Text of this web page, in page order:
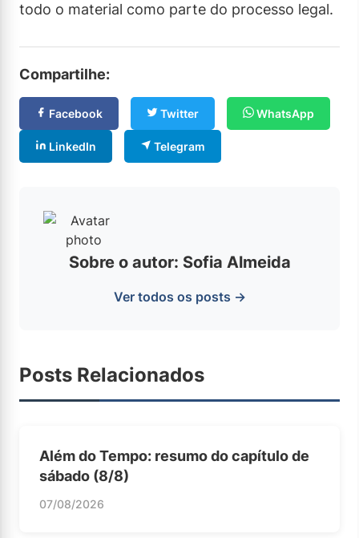
todo o material como parte do processo legal.
Compartilhe:
Facebook Twitter WhatsApp
LinkedIn Telegram
Sobre o autor: Sofia Almeida
Ver todos os posts →
Posts Relacionados
Além do Tempo: resumo do capítulo de
sábado (8/8)
07/08/2026